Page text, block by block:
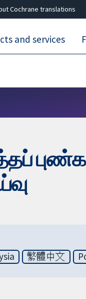
Cochrane translations
and services
繁體中文